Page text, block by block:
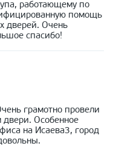
работающему по
помощь
дверей. Очень
спасибо!
грамотно провели
двери. Особенное
на Исаева3, город